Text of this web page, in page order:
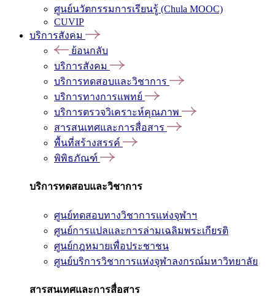
ศูนย์นวัตกรรมการเรียนรู้ (Chula MOOC)
CUVIP
บริการสังคม
ย้อนกลับ
บริการสังคม
บริการทดสอบและวิชาการ
บริการทางการแพทย์
บริการตรวจวิเคราะห์คุณภาพ
สารสนเทศและการสื่อสาร
พื้นที่สร้างสรรค์
พิพิธภัณฑ์
บริการทดสอบและวิชาการ
ศูนย์ทดสอบทางวิชาการแห่งจุฬาฯ
ศูนย์การแปลและการล่ามเฉลิมพระเกียรติ
ศูนย์กฎหมายเพื่อประชาชน
ศูนย์บริการวิชาการแห่งจุฬาลงกรณ์มหาวิทยาลัย
สารสนเทศและการสื่อสาร